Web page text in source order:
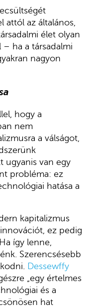
attól az általános,
élet olyan
ha a társadalmi
nagyon
hogy a
nem
a válságot,
ugyanis van egy
probléma: ez
hatása a
kapitalizmus
ez pedig
így lenne,
Szerencsésebb
Dessewffy
„egy értelmes
és a
hat